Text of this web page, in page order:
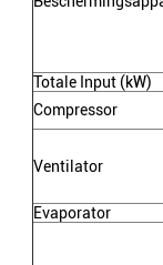
Totale Input (kW)
Compressor
Ventilator
Evaporator